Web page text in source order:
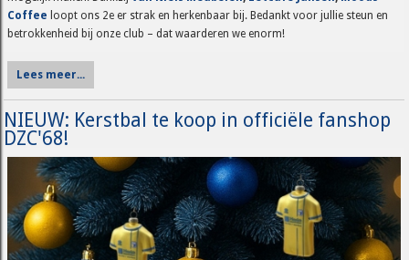
Coffee loopt ons 2e er strak en herkenbaar bij. Bedankt voor jullie steun en
betrokkenheid bij onze club – dat waarderen we enorm!
Lees meer...
NIEUW: Kerstbal te koop in officiële fanshop
DZC'68!